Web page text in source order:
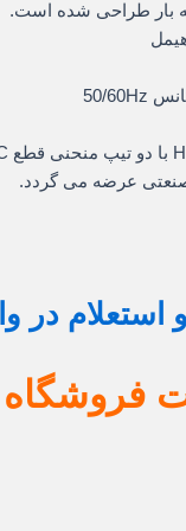
بار طراحی شده است.
عرضه می گردد.
استعلام در
فروشگاه